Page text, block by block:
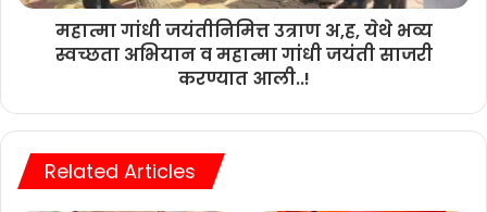
महात्मा गांधी जयंतीनिमित्त उत्राण अ,ह, येथे भव्य
स्वच्छता अभियान व महात्मा गांधी जयंती साजरी
करण्यात आली..!
Related Articles